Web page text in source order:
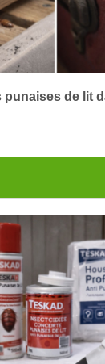
punaises de lit